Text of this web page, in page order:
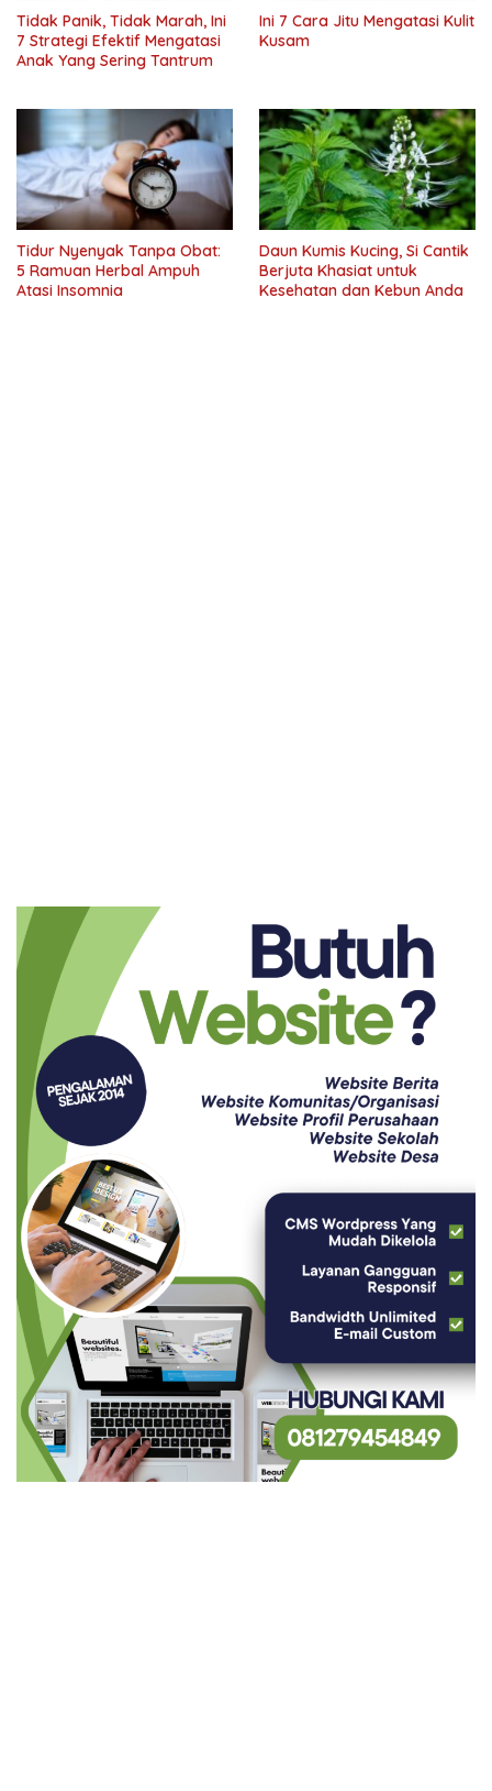
Tidak Panik, Tidak Marah, Ini
7 Strategi Efektif Mengatasi
Anak Yang Sering Tantrum
Ini 7 Cara Jitu Mengatasi Kulit
Kusam
Tidur Nyenyak Tanpa Obat:
5 Ramuan Herbal Ampuh
Atasi Insomnia
Daun Kumis Kucing, Si Cantik
Berjuta Khasiat untuk
Kesehatan dan Kebun Anda